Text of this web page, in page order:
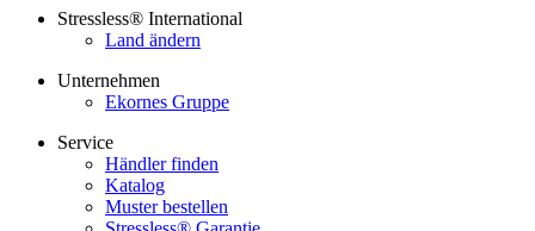
Stressless® International
Land ändern
Unternehmen
Ekornes Gruppe
Service
Händler finden
Katalog
Muster bestellen